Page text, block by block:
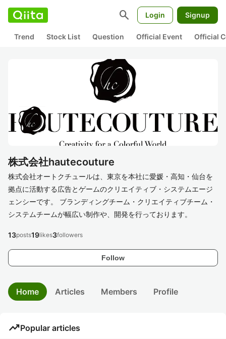
search Login Signup
Trend Stock List Question Official Event Official
株式会社hautecouture
株式会社オートクチュールは、東京を本社に愛媛・高知・仙台を
拠点に活動する広告とゲームのクリエイティブ・システムエージ
ェンシーです。 ブランディングチーム・クリエイティブチーム・
システムチームが幅広い制作や、開発を行っております。
Follow
13posts19likes3followers
Home Articles Members Profile
trending_upPopular articles